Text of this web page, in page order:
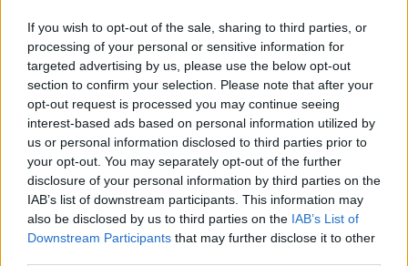
If you wish to opt-out of the sale, sharing to third parties, or
processing of your personal or sensitive information for
targeted advertising by us, please use the below opt-out
section to confirm your selection. Please note that after your
opt-out request is processed you may continue seeing
interest-based ads based on personal information utilized by
us or personal information disclosed to third parties prior to
your opt-out. You may separately opt-out of the further
disclosure of your personal information by third parties on the
IAB’s list of downstream participants. This information may
also be disclosed by us to third parties on the IAB’s List of
Downstream Participants that may further disclose it to other
Žiūrimiausi įrašai
00:00:30
Vaizdai iš tragiškos avarijos Vilniaus r.: dviejų moterų ir
vaiko gyvybių išgelbėti nepavyko
Žinios | Lietuvos diena
00:00:57
Savaitės vidurys nusimato karštas: temperatūra kils iki
32 laipsnių šilumos